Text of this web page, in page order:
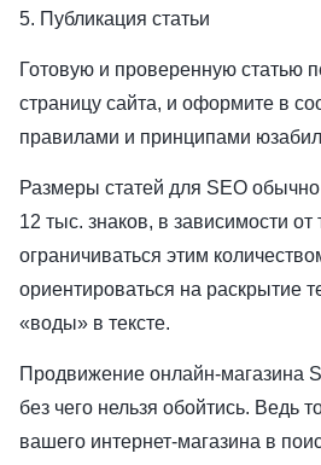
5. Публикация статьи
Готовую и проверенную статью
страницу сайта, и оформите в
правилами и принципами
Размеры статей для SEO
12 тыс. знаков, в зависимости
ограничиваться этим
ориентироваться на раскрытие
«воды» в тексте.
Продвижение онлайн-магазина
без чего нельзя обойтись. Ведь
вашего интернет-магазина в